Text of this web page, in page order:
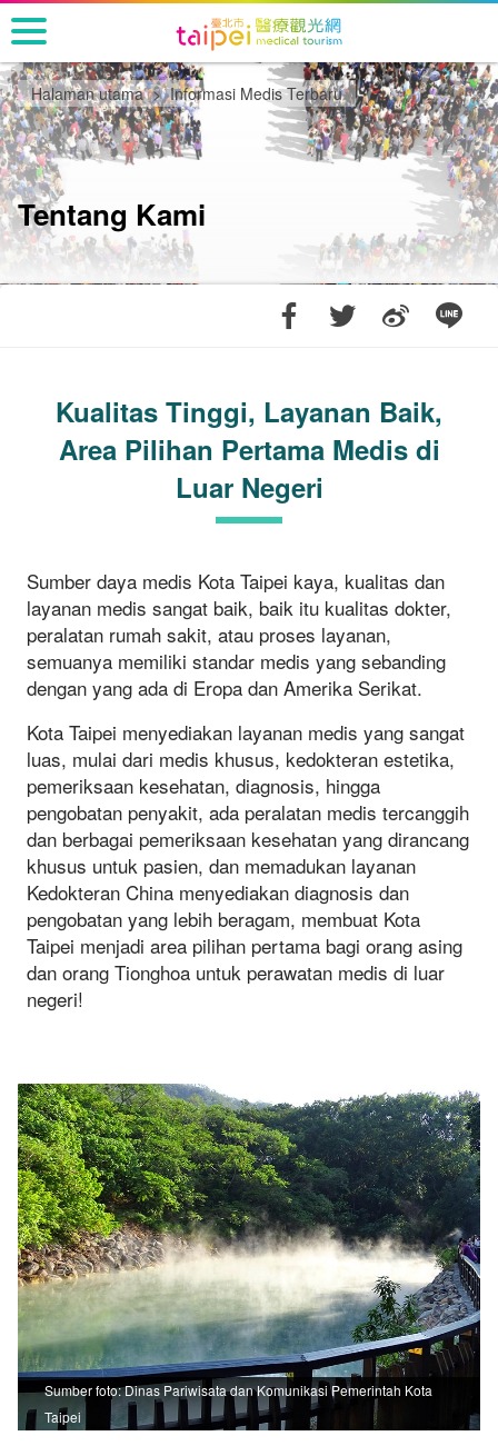
Pergi
ke
bagian
konten
utama
Halaman utama Informasi Medis Terbaru
Tentang Kami
Kualitas Tinggi, Layanan Baik,
Area Pilihan Pertama Medis di
Luar Negeri
Sumber daya medis Kota Taipei kaya, kualitas dan
layanan medis sangat baik, baik itu kualitas dokter,
peralatan rumah sakit, atau proses layanan,
semuanya memiliki standar medis yang sebanding
dengan yang ada di Eropa dan Amerika Serikat.
Kota Taipei menyediakan layanan medis yang sangat
luas, mulai dari medis khusus, kedokteran estetika,
pemeriksaan kesehatan, diagnosis, hingga
pengobatan penyakit, ada peralatan medis tercanggih
dan berbagai pemeriksaan kesehatan yang dirancang
khusus untuk pasien, dan memadukan layanan
Kedokteran China menyediakan diagnosis dan
pengobatan yang lebih beragam, membuat Kota
Taipei menjadi area pilihan pertama bagi orang asing
dan orang Tionghoa untuk perawatan medis di luar
negeri!
Sumber foto: Dinas Pariwisata dan Komunikasi Pemerintah Kota
Taipei